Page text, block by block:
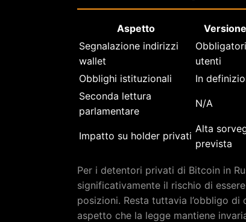
Aspetto
Segnalazione indirizzi
wallet
utenti
Obblighi istituzionali In
Seconda lettura
parlamentare
N/A
Impatto su holder privati
Alta
prevista
Per i detentori privati di Bitcoin in
significativamente il rischio di
posizioni. Resta tuttavia l’obbligo
aspetto che la legge mantiene